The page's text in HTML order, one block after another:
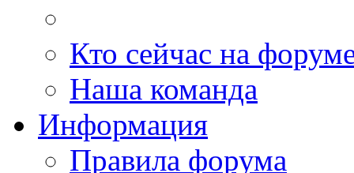
Кто сейчас на
Наша команда
Информация
Правила форума